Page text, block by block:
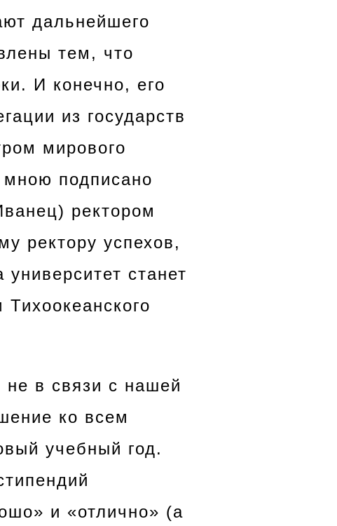
дальнейшего
тем, что
И конечно, его
из государств
мирового
подписано
ректором
ректору успехов,
станет
не в связи с нашей
ко всем
учебный год.
и «отлично» (а